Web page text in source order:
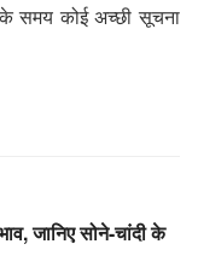
समय कोई अच्छी सूचना
जानिए सोने-चांदी के